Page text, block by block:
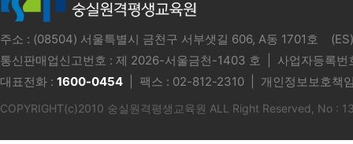
주소 : (08504) 서울특별시 금천구 서부샛길 606, A동 1701호
통신판매업신고번호 : 제 2026-서울금천-1403 호
| 사업자등록
대표전화 : 1600-0454 | 팩스 : 02-812-2310 | 개인정보보호책
COPYRIGHT(c)2010 숭실원격평생교육원 ALL Right Reserved, No :